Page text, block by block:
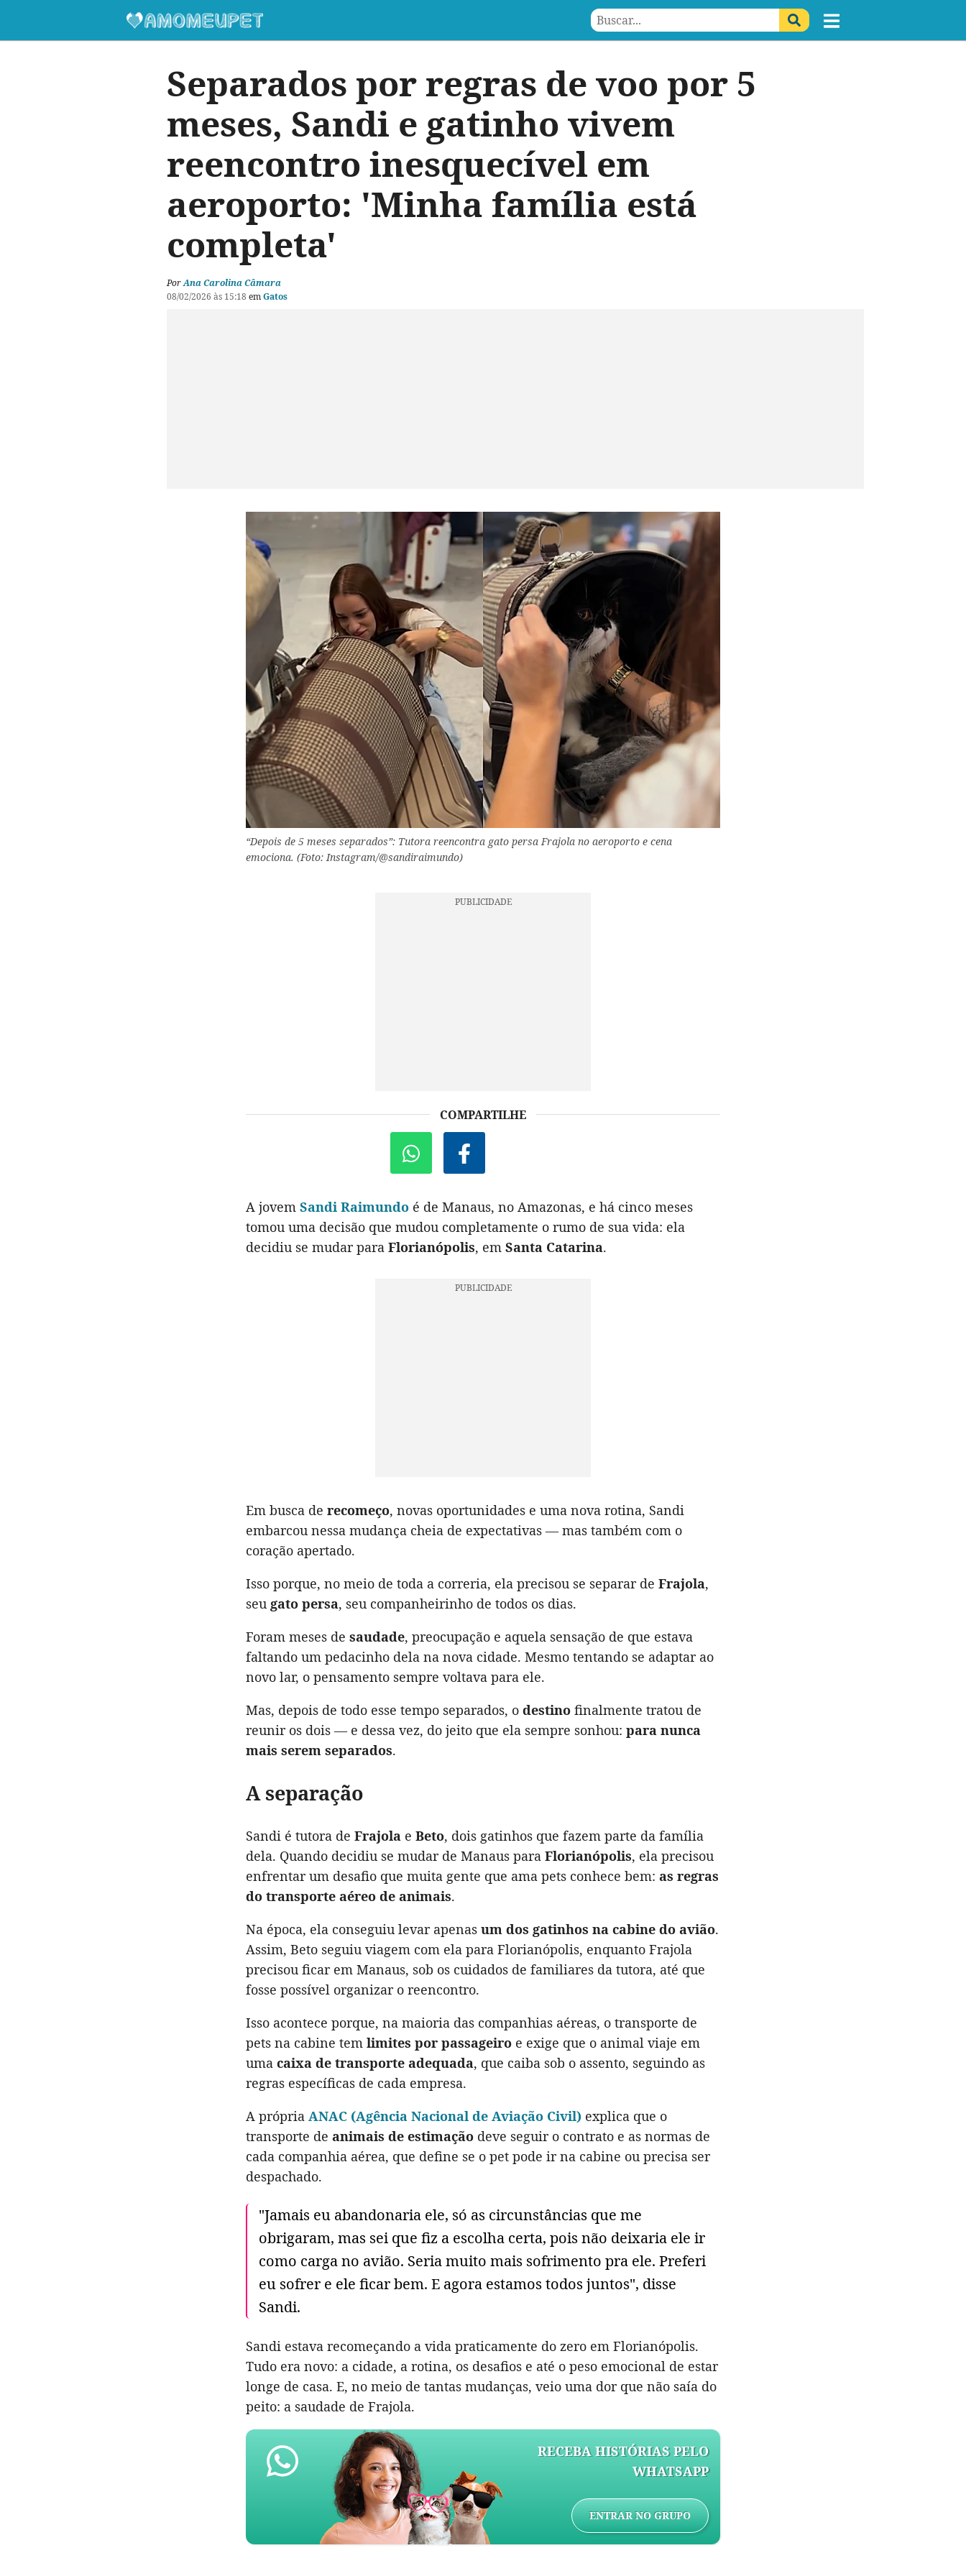
Separados por regras de voo por 5
meses, Sandi e gatinho vivem
reencontro inesquecível em
aeroporto: 'Minha família está
completa'
PorAna Carolina Câmara
08/02/2026 às 15:18 emGatos
“Depois de 5 meses separados”: Tutora reencontra gato persa Frajola no aeroporto e cena
emociona. (Foto: Instagram/@sandiraimundo)
COMPARTILHE
A jovem Sandi Raimundo é de Manaus, no Amazonas, e há cinco meses
tomou uma decisão que mudou completamente o rumo de sua vida: ela
decidiu se mudar para Florianópolis, em Santa Catarina.
Em busca de recomeço, novas oportunidades e uma nova rotina, Sandi
embarcou nessa mudança cheia de expectativas — mas também com o
coração apertado.
Isso porque, no meio de toda a correria, ela precisou se separar de Frajola,
seu gato persa, seu companheirinho de todos os dias.
Foram meses de saudade, preocupação e aquela sensação de que estava
faltando um pedacinho dela na nova cidade. Mesmo tentando se adaptar ao
novo lar, o pensamento sempre voltava para ele.
Mas, depois de todo esse tempo separados, o destino finalmente tratou de
reunir os dois — e dessa vez, do jeito que ela sempre sonhou: para nunca
mais serem separados.
A separação
Sandi é tutora de Frajola e Beto, dois gatinhos que fazem parte da família
dela. Quando decidiu se mudar de Manaus para Florianópolis, ela precisou
enfrentar um desafio que muita gente que ama pets conhece bem: as regras
do transporte aéreo de animais.
Na época, ela conseguiu levar apenas um dos gatinhos na cabine do avião.
Assim, Beto seguiu viagem com ela para Florianópolis, enquanto Frajola
precisou ficar em Manaus, sob os cuidados de familiares da tutora, até que
fosse possível organizar o reencontro.
Isso acontece porque, na maioria das companhias aéreas, o transporte de
pets na cabine tem limites por passageiro e exige que o animal viaje em
uma caixa de transporte adequada, que caiba sob o assento, seguindo as
regras específicas de cada empresa.
A própria ANAC (Agência Nacional de Aviação Civil) explica que o
transporte de animais de estimação deve seguir o contrato e as normas de
cada companhia aérea, que define se o pet pode ir na cabine ou precisa ser
despachado.
"Jamais eu abandonaria ele, só as circunstâncias que me
obrigaram, mas sei que fiz a escolha certa, pois não deixaria ele ir
como carga no avião. Seria muito mais sofrimento pra ele. Preferi
eu sofrer e ele ficar bem. E agora estamos todos juntos", disse
Sandi.
Sandi estava recomeçando a vida praticamente do zero em Florianópolis.
Tudo era novo: a cidade, a rotina, os desafios e até o peso emocional de estar
longe de casa. E, no meio de tantas mudanças, veio uma dor que não saía do
peito: a saudade de Frajola.
RECEBA HISTÓRIAS PELO
WHATSAPP
ENTRAR NO GRUPO